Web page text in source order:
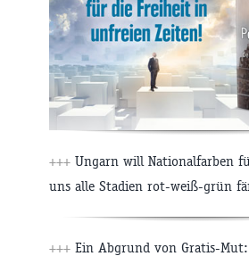
+++ Ungarn will Nationalfarben
uns alle Stadien rot-weiß-grün
+++ Ein Abgrund von Gratis-